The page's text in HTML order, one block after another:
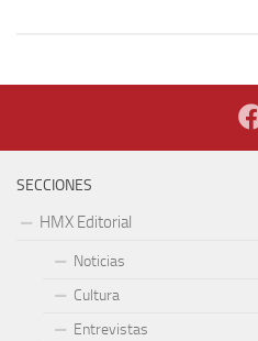
SECCIONES
HMX Editorial
Noticias
Cultura
Entrevistas